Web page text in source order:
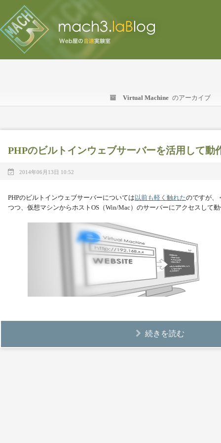
Virtual Machine のアーカイブ
PHPのビルトインウェブサーバーを活用して動
2014年06月13日 10:52
PHPのビルトインウェブサーバーについては以前も軽く触れたのですが、
つつ、仮想マシンからホストOS（Win/Mac）のサーバーにアクセスして
続きを読む